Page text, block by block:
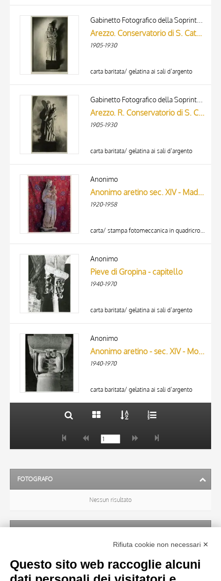
Arezzo. Conservatorio di S. Caterina (Statua Madonna col Bambino sec XIV)
1905-1930
carta baritata/ gelatina ai sali d’argento
Arezzo. R. Conservatorio di S. Caterina - Statua; Madonna col bambino (sec XIV)
1905-1930
carta baritata/ gelatina ai sali d’argento
Anonimo
Anonimo aretino sec. XIV - Madonna con Bambino
1920-1958
carta/ stampa fotomeccanica in quadricromia
Anonimo
Pieve di Gropina - capitello
1940-1970
carta baritata/ gelatina ai sali d’argento
Anonimo
Anonimo aretino - sec. XIV - Motivi decorativi con leoni
1940-1970
carta baritata/ gelatina ai sali d’argento
TITOLO
ARTISTA
20 RISULTATI
FOTOGRAFO
Nessun risultato
Rifiuta cookie non necessari ✕
Questo sito web raccoglie alcuni